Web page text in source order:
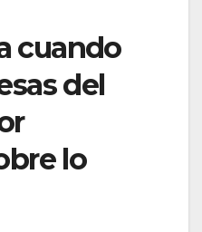
cuando
del
lo